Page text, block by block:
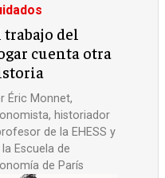
trabajo del
cuenta otra
Éric Monnet,
historiador
de la EHESS y
Escuela de
de París